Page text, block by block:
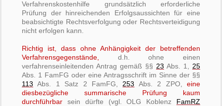
Verfahrenskostenhilfe grundsätzlich erforderliche
Prüfung der hinreichenden Erfolgsaussichten für eine
beabsichtigte Rechtsverfolgung oder Rechtsverteidigung
nicht erfolgen kann.
Richtig ist, dass ohne Anhängigkeit der betreffenden
Verfahrensgegenstände,
d.h. ohne einen
verfahrenseinleitenden Antrag gemäß §§ 23 Abs. 1, 25
Abs. 1 FamFG oder eine Antragsschrift im Sinne der §§
113 Abs. 1 Satz 2 FamFG, 253 Abs. 2 ZPO,eine
diesbezügliche summarische Prüfung kaum
durchführbar sein dürfte (vgl. OLG Koblenz FamRZ